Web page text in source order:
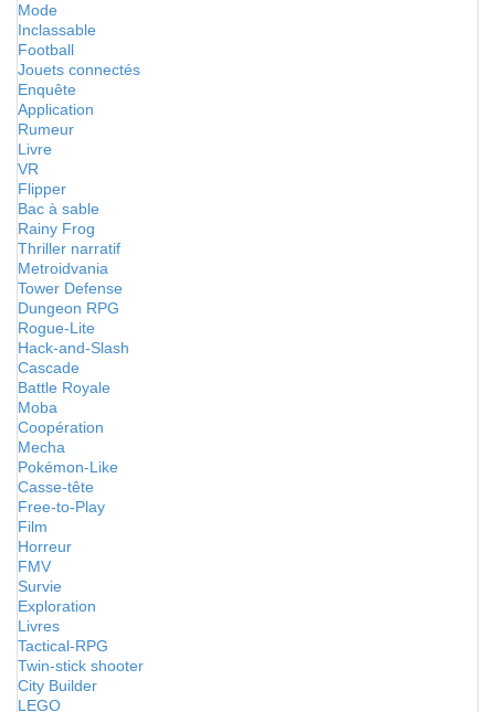
Mode
Inclassable
Football
Jouets connectés
Enquête
Application
Rumeur
Livre
VR
Flipper
Bac à sable
Rainy Frog
Thriller narratif
Metroidvania
Tower Defense
Dungeon RPG
Rogue-Lite
Hack-and-Slash
Cascade
Battle Royale
Moba
Coopération
Mecha
Pokémon-Like
Casse-tête
Free-to-Play
Film
Horreur
FMV
Survie
Exploration
Livres
Tactical-RPG
Twin-stick shooter
City Builder
LEGO